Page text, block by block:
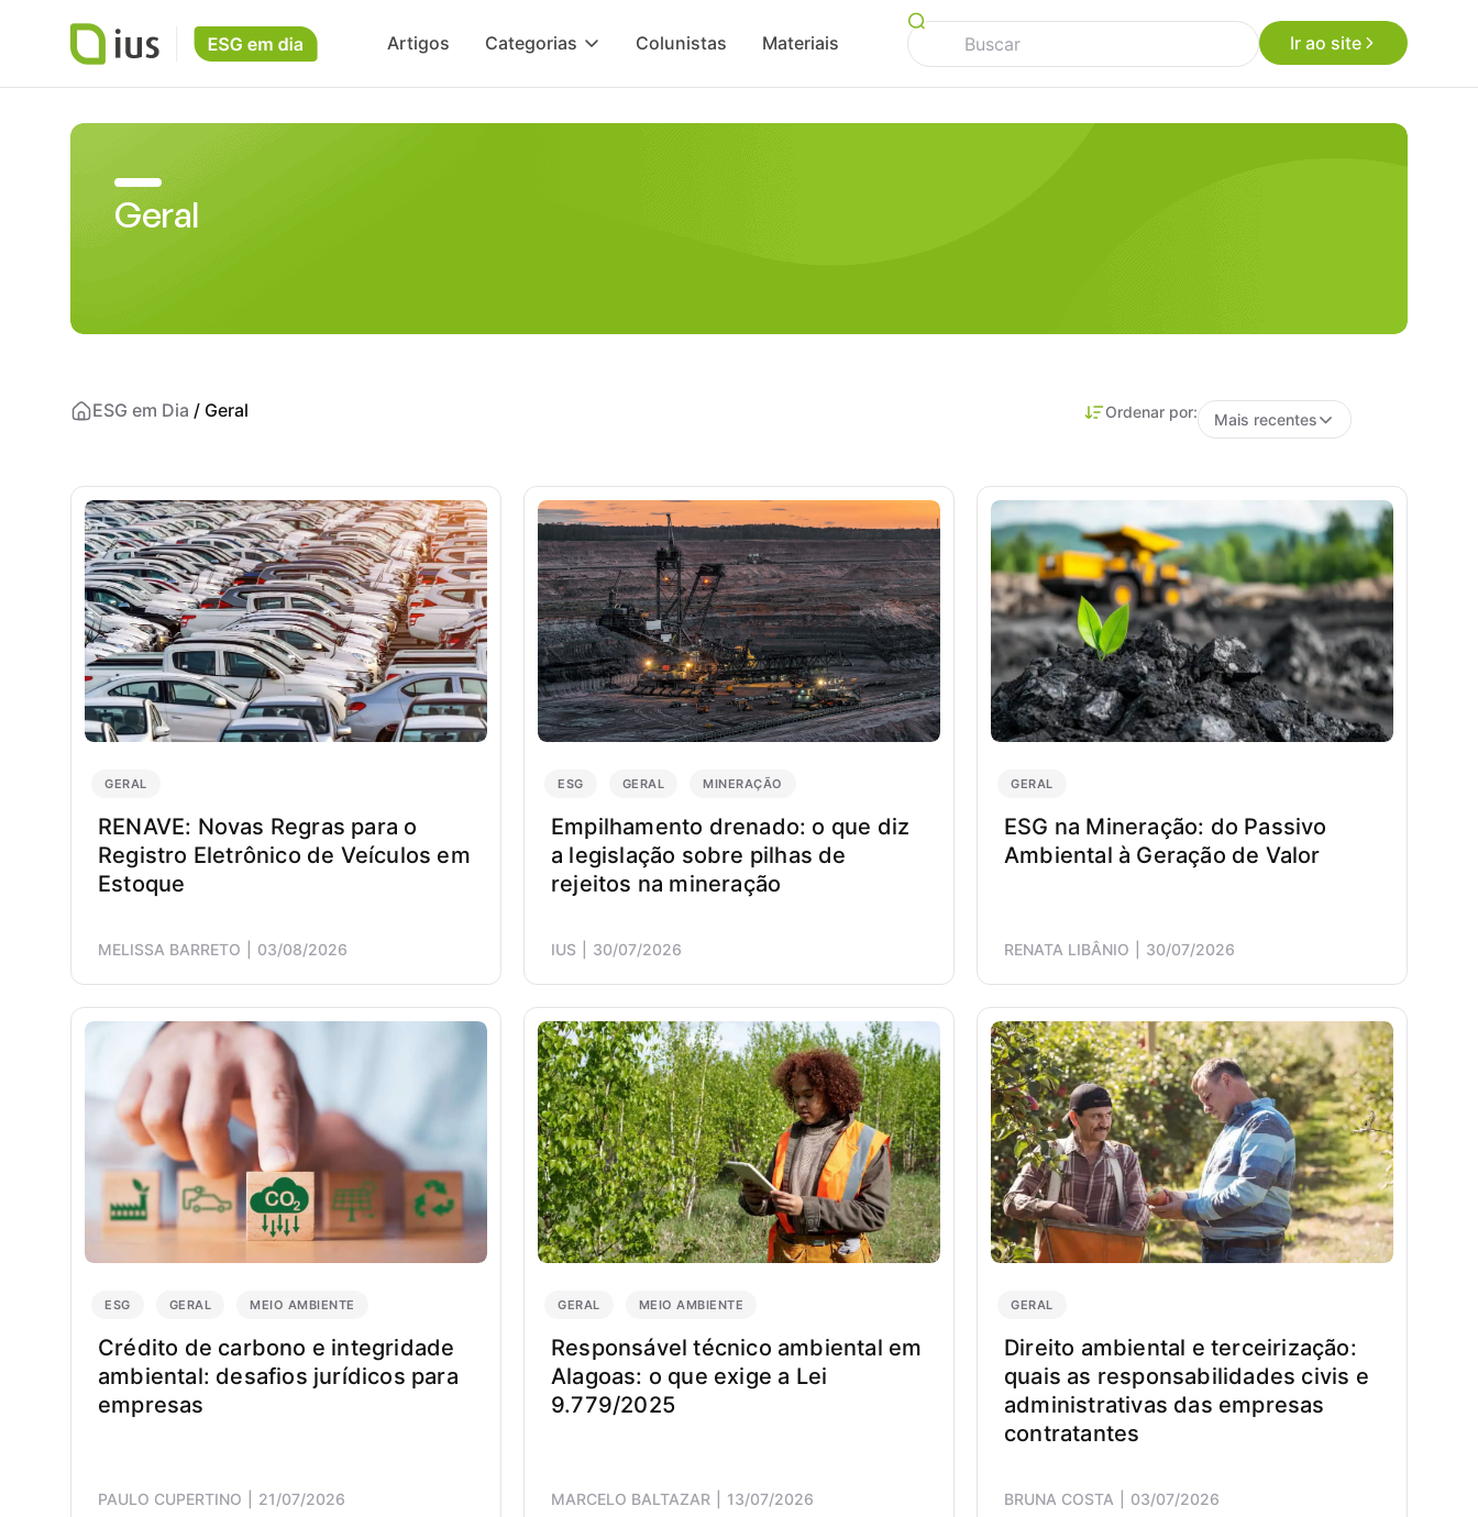
Artigos Categorias Colunistas Materiais Ir ao site
Geral
ESG em Dia / Geral Ordenar por: Mais recentes
GERAL
RENAVE: Novas Regras para o
Registro Eletrônico de Veículos em
Estoque
MELISSA BARRETO 03/08/2026
ESG GERAL MINERAÇÃO
Empilhamento drenado: o que diz
a legislação sobre pilhas de
rejeitos na mineração
IUS 30/07/2026
GERAL
ESG na Mineração: do Passivo
Ambiental à Geração de Valor
RENATA LIBÂNIO 30/07/2026
ESG GERAL MEIO AMBIENTE
Crédito de carbono e integridade
ambiental: desafios jurídicos para
empresas
PAULO CUPERTINO 21/07/2026
GERAL MEIO AMBIENTE
Responsável técnico ambiental em
Alagoas: o que exige a Lei
9.779/2025
MARCELO BALTAZAR 13/07/2026
GERAL
Direito ambiental e terceirização:
quais as responsabilidades civis e
administrativas das empresas
contratantes
BRUNA COSTA 03/07/2026